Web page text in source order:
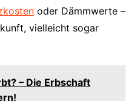
oder Dämmwerte –
vielleicht sogar
– Die Erbschaft